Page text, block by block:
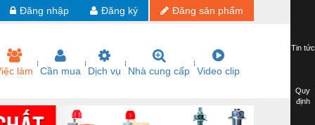
Đăng sản phẩm
Đăng ký
Đăng nhập
làm Cần mua Dịch vụ Nhà cung cấp Video clip
Tin tức
Quy
định